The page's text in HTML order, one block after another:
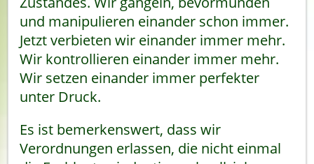
und manipulieren einander schon immer.
Jetzt verbieten wir einander immer mehr.
Wir kontrollieren einander immer mehr.
Wir setzen einander immer perfekter
unter Druck.
Es ist bemerkenswert, dass wir
Verordnungen erlassen, die nicht einmal